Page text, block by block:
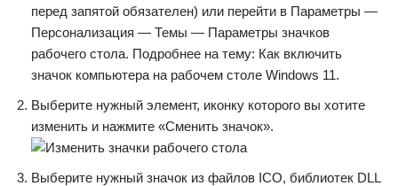
перед запятой обязателен) или перейти в Параметры —
Персонализация — Темы — Параметры значков
рабочего стола. Подробнее на тему: Как включить
значок компьютера на рабочем столе Windows 11.
Выберите нужный элемент, иконку которого вы хотите
изменить и нажмите «Сменить значок».
Выберите нужный значок из файлов ICO, библиотек DLL